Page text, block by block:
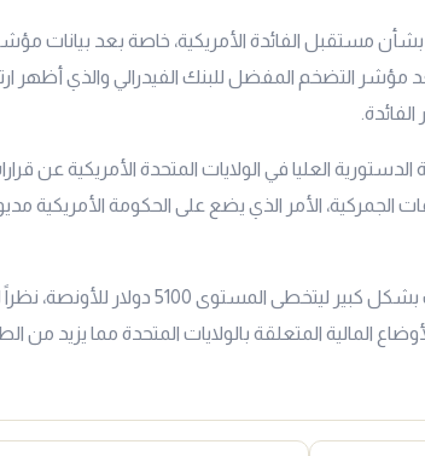
مستقبل الفائدة الأمريكية، خاصة بعد بيانات
التضخم المفضل للبنك الفيدرالي والذي أظهر
العليا في الولايات المتحدة الأمريكية عن
الجمركية، الأمر الذي يضع على الحكومة الأمريكية
تسبب هذا في ارتفاع مستويات الذهب بشكل كبير ليتخطى المستوى 5100
المالية المتعلقة بالولايات المتحدة مما يزيد من